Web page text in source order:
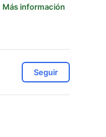
Más información
Seguir